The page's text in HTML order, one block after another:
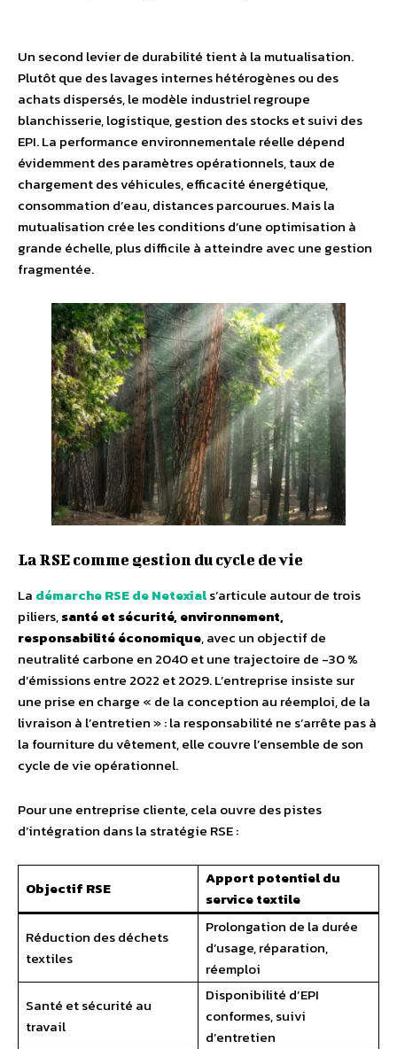
Un second levier de durabilité tient à la mutualisation.
Plutôt que des lavages internes hétérogènes ou des
achats dispersés, le modèle industriel regroupe
blanchisserie, logistique, gestion des stocks et suivi des
EPI. La performance environnementale réelle dépend
évidemment des paramètres opérationnels, taux de
chargement des véhicules, efficacité énergétique,
consommation d’eau, distances parcourues. Mais la
mutualisation crée les conditions d’une optimisation à
grande échelle, plus difficile à atteindre avec une gestion
fragmentée.
La RSE comme gestion du cycle de vie
La démarche RSE de Netexials’articule autour de trois
piliers,santé et sécurité, environnement,
responsabilité économique, avec un objectif de
neutralité carbone en 2040 et une trajectoire de -30 %
d’émissions entre 2022 et 2029. L’entreprise insiste sur
une prise en charge « de la conception au réemploi, de la
livraison à l’entretien » : la responsabilité ne s’arrête pas à
la fourniture du vêtement, elle couvre l’ensemble de son
cycle de vie opérationnel.
Pour une entreprise cliente, cela ouvre des pistes
d’intégration dans la stratégie RSE :
Objectif RSE
Apport potentiel du
service textile
Réduction des déchets
textiles
Prolongation de la durée
d’usage, réparation,
réemploi
Santé et sécurité au
travail
Disponibilité d’EPI
conformes, suivi
d’entretien